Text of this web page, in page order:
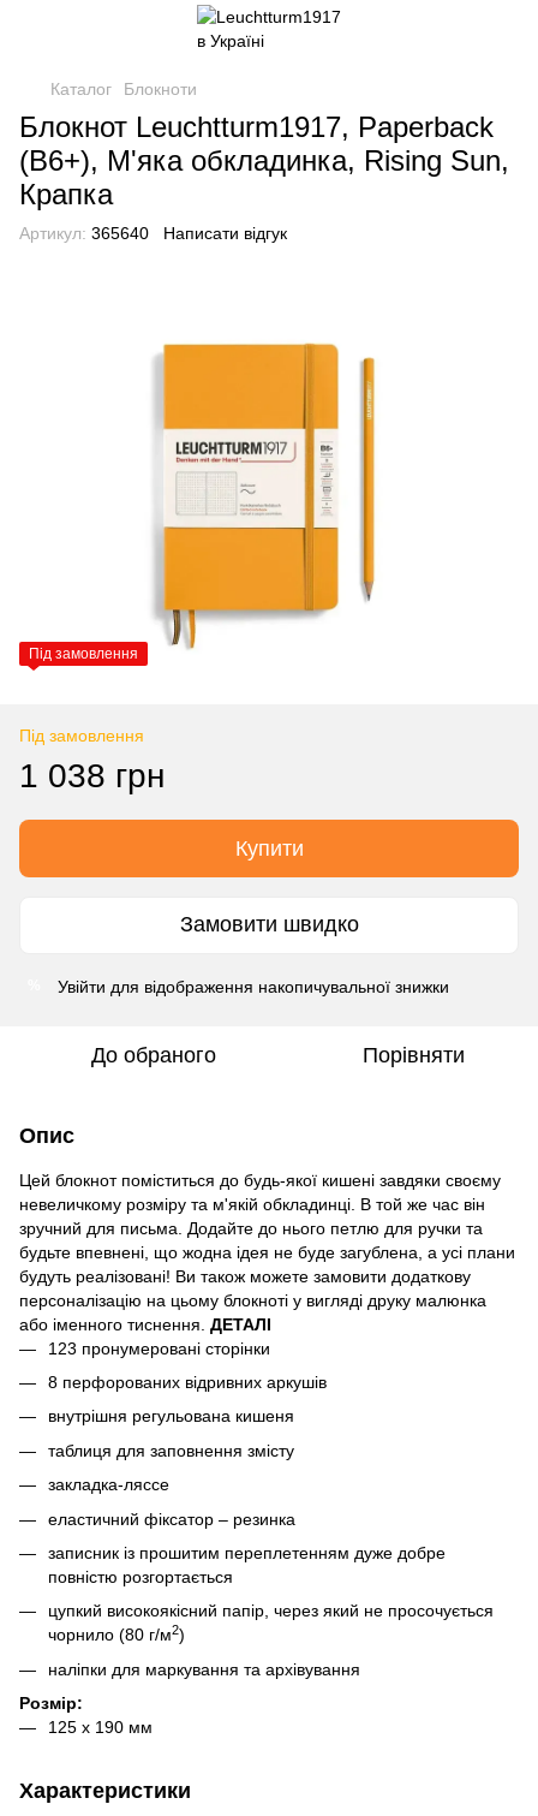
Каталог Блокноти
Блокнот Leuchtturm1917, Paperback
(B6+), М'яка обкладинка, Rising Sun,
Крапка
Артикул: 365640 Написати відгук
Під замовлення
Під замовлення
1 038 грн
Купити
Замовити швидко
Увійти для відображення накопичувальної знижки
До обраного Порівняти
Опис
Цей блокнот поміститься до будь-якої кишені завдяки своєму
невеличкому розміру та м'якій обкладинці. В той же час він
зручний для письма. Додайте до нього петлю для ручки та
будьте впевнені, що жодна ідея не буде загублена, а усі плани
будуть реалізовані! Ви також можете замовити додаткову
персоналізацію на цьому блокноті у вигляді друку малюнка
або іменного тиснення. ДЕТАЛІ
123 пронумеровані сторінки
8 перфорованих відривних аркушів
внутрішня регульована кишеня
таблиця для заповнення змісту
закладка-ляссе
еластичний фіксатор – резинка
записник із прошитим переплетенням дуже добре
повністю розгортається
цупкий високоякісний папір, через який не просочується
чорнило (80 г/м2)
наліпки для маркування та архівування
Розмір:
125 х 190 мм
Характеристики